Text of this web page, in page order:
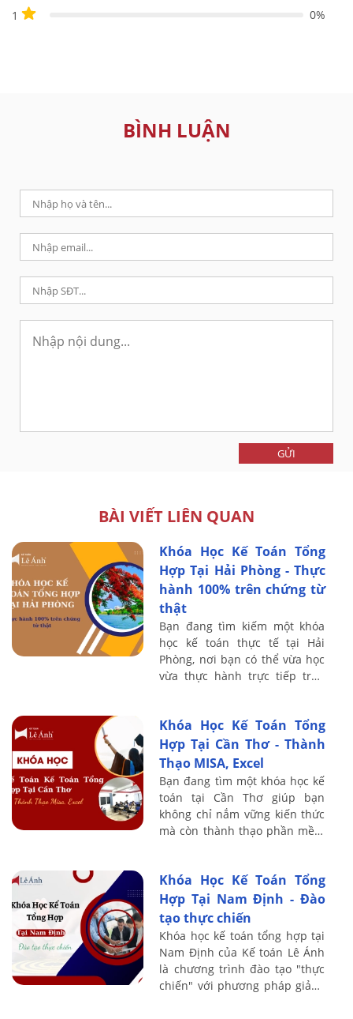
1
0%
BÌNH LUẬN
GỬI
BÀI VIẾT LIÊN QUAN
Khóa Học Kế Toán Tổng
Hợp Tại Hải Phòng - Thực
hành 100% trên chứng từ
thật
Bạn đang tìm kiếm một khóa
học kế toán thực tế tại Hải
Phòng, nơi bạn có thể vừa học
vừa thực hành trực tiếp trên
đến ...
Khóa Học Kế Toán Tổng
Hợp Tại Cần Thơ - Thành
Thạo MISA, Excel
Bạn đang tìm một khóa học kế
toán tại Cần Thơ giúp bạn
không chỉ nắm vững kiến thức
mà còn thành thạo phần mềm
chương trình ...
Khóa Học Kế Toán Tổng
Hợp Tại Nam Định - Đào
tạo thực chiến
Khóa học kế toán tổng hợp tại
Nam Định của Kế toán Lê Ánh
là chương trình đào tạo "thực
chiến" với phương pháp giảng